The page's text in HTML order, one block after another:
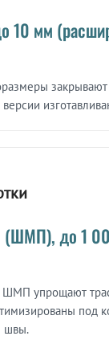
10 мм
(ШМП), до 1
упрощают
под
швы.